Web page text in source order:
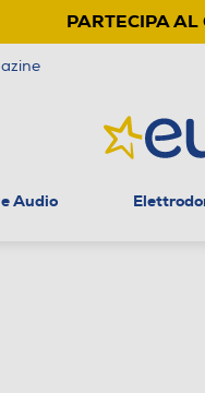
PARTECIPA
Audio